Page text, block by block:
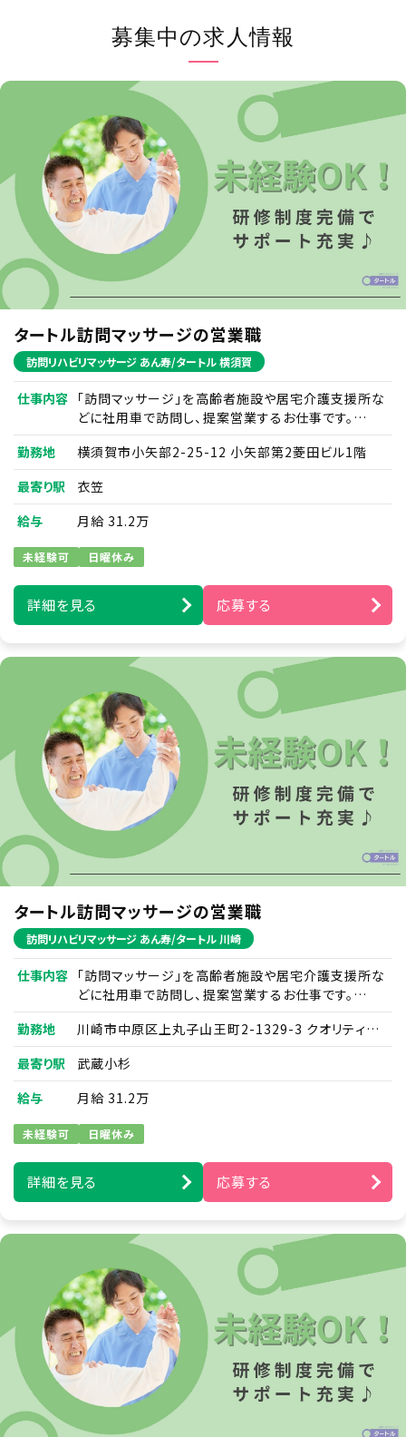
当社は、事業活動において、個人情報をお預かりしている
ことを考慮し、それぞれの業務実態に応じた個人情報保護
のための管理体制を確立すると共に、個人情報の収集、利
用、提供において所定の規則に従い適切に取扱います。ま
た、目的外利用は行わない、およびそのための措置を講じ
(3) 安全対策の実施並びに是正 当社は、個人情報の正確性
および安全性を確保するため、情報セキュリティに関する
諸規則に則り、個人情報へのアクセス管理、個人情報の持
ち出し手段の制限、外部からの不正アクセスの防止等の対
策を実施し、個人情報の漏洩、滅失またはき損の防止に努
めます。 また、安全対策上の問題が確認された場合など、
その原因を特定し、是正措置を講じます。
(4) 法令・規範の遵守 当社は、個人情報の取扱いに関する
法令、国が定める指針その他の規範を遵守します。また、当
社の個人情報管理規則を、これらの法令および指針その
(5) 個人情報に関する本人の権利尊重 当社は、個人情報に
関して本人から情報の開示、訂正もしくは削除、または利
用もしくは提供の拒否を求められたとき、および苦情、相談
の申し出を受けたときは、個人情報に関する本人の権利を
尊重し、誠意をもって対応します。
3. 適用範囲
当社が事業で取扱う全ての個人情報に関する取扱いを定め
るものです。
【適用範囲】
4. 個人情報保護の取組み
当社は、「個人情報保護に関する当社の考え方」および「個人
情報保護方針」に基づき、個人情報を取り扱っている部門ご
とに管理責任者を設置し、個人情報について細心の注意と
最大限の努力をもって、保護、管理を行っております。 この取
のとします。 応募サイト、お問い合わせフォーム、メール、その
他の方法で入力され、ご本人さまから当社に提供された情
報 前号の他、当社がご本人さまから提供を受けた情報 及
び、全従業員から提供された情報
【個人情報】
5. 個人情報の取扱い方針 (取得・利用目的、
第三者提供)
当社は、当社が展開する様々な事業活動に関して、個人情報
を各号の目的の達成に必要な範囲でのみ取得し、利用する
ものとします。また、ご本人さまに個人情報を提供いただく場
合には事前にその使用目的を明示し、ご本人さまに同意をい
ただくものとします。 当社は、特定の条件のものを除き、あら
かじめご本人さまの事前の同意を得ないで、ご本人さまの個
人情報を第三者に提供しません。 当社は、当社のグループ会
社と共同して事業活動を行う場合に必要となる、お名前並び
に職場およびご自宅の住所、電話番号、FAX番号、電子メー
ルアドレス等のご本人さまの個人情報につき、当該グループ
会社に提供することがあります。
【その他詳細】
6. 個人情報の開示等の請求、または苦情のお
申し出
当社が保有しているご本人さまの個人情報について、開示、
訂正、追加、削除、利用停止、第三者提供の停止、若しくは利
用目的の通知(以下「開示等」といいます。)を請求される場合
または苦情をお申し出になる場合は、所定の手続きに則り請
【詳細について】
7. その他重要事項
ご本人さまからの個人情報の提供、事前同意の取得等、個人
情報保護に関してご本人さまへのお願いがございます。 「個
人情報保護に関して」の取扱いに関する連絡事項がございま
す。 ウェブサイトにおけるクッキーおよびWebビーコンの利
用についての注意事項がございます。 ご本人さまが当社に
お電話でご連絡いただいた場合には、正確にご回答するため
に、通話内容を録音させていただくことがあります。 当社が
提供している個々の個人情報取扱いサイトに関するご連絡
がございます。
募集中の求人情報
タートル訪問マッサージの営業職
訪問リハビリマッサージ あん寿/タートル 横須賀
仕事内容 「訪問マッサージ」を高齢者施設や居宅介護支援所な
どに社用車で訪問し、提案営業するお仕事です。
既存のやりとりがあるケアマネジャーさんとのやりと
りなども大事にし、時間をかけてお客様と信頼関係を
構築していっていただきます。
※営業や福祉業界の経験がない方でも大丈夫です。
研修やOJTもあるのでご安心ください。
※営業のみ。ご利用者様への施術を行なうことはあり
ません。／既存案件営業あり／個人宅への飛び込み
なし
になる方への必要書類の回収は相談員がやっており
■提案先：ケアマネージャーの方など
日頃から付き合いのある事業所やケアマネージャー
とのやりとりも多く、何気ない話の中から新しい利用
者様を紹介して下さるケースもしばしばあります。
既存施設と新規施設開拓の割合は9：1程度です。
■訪問エリア：横須賀エリア
■商品：訪問マッサージ
勤務地
横須賀市小矢部2-25-12 小矢部第2菱田ビル1階
最寄り駅
衣笠
給与
月給 31.2万
未経験可 日曜休み
詳細を見る 応募する
タートル訪問マッサージの営業職
訪問リハビリマッサージ あん寿/タートル 川崎
仕事内容 「訪問マッサージ」を高齢者施設や居宅介護支援所な
どに社用車で訪問し、提案営業するお仕事です。
既存のやりとりがあるケアマネジャーさんとのやりと
りなども大事にし、時間をかけてお客様と信頼関係を
構築していっていただきます。
※営業や福祉業界の経験がない方でも大丈夫です。
研修やOJTもあるのでご安心ください。
※営業のみ。ご利用者様への施術を行なうことはあり
ません。／既存案件営業あり／個人宅への飛び込み
なし
になる方への必要書類の回収は相談員がやっており
■提案先：ケアマネージャーの方など
日頃から付き合いのある事業所やケアマネージャー
とのやりとりも多く、何気ない話の中から新しい利用
者様を紹介して下さるケースもしばしばあります。
既存施設と新規施設開拓の割合は9：1程度です。
■訪問エリア：川崎エリア
勤務地
川崎市中原区上丸子山王町2-1329-3 クオリティビ
ル1・2階
最寄り駅
武蔵小杉
給与
月給 31.2万
未経験可 日曜休み
詳細を見る 応募する